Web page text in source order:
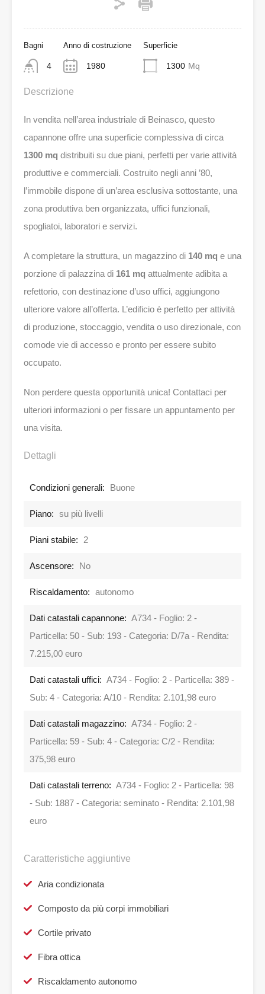
Bagni
4
Anno di costruzione
1980
Superficie
1300 Mq
Descrizione
In vendita nell’area industriale di Beinasco, questo
capannone offre una superficie complessiva di circa
1300 mq distribuiti su due piani, perfetti per varie attività
produttive e commerciali. Costruito negli anni ’80,
l’immobile dispone di un’area esclusiva sottostante, una
zona produttiva ben organizzata, uffici funzionali,
spogliatoi, laboratori e servizi.
A completare la struttura, un magazzino di 140 mq e una
porzione di palazzina di 161 mq attualmente adibita a
refettorio, con destinazione d’uso uffici, aggiungono
ulteriore valore all’offerta. L’edificio è perfetto per attività
di produzione, stoccaggio, vendita o uso direzionale, con
comode vie di accesso e pronto per essere subito
occupato.
Non perdere questa opportunità unica! Contattaci per
ulteriori informazioni o per fissare un appuntamento per
una visita.
Dettagli
Condizioni generali: Buone
Piano: su più livelli
Piani stabile: 2
Ascensore: No
Riscaldamento: autonomo
Dati catastali capannone: A734 - Foglio: 2 -
Particella: 50 - Sub: 193 - Categoria: D/7a - Rendita:
7.215,00 euro
Dati catastali uffici: A734 - Foglio: 2 - Particella: 389 -
Sub: 4 - Categoria: A/10 - Rendita: 2.101,98 euro
Dati catastali magazzino: A734 - Foglio: 2 -
Particella: 59 - Sub: 4 - Categoria: C/2 - Rendita:
375,98 euro
Dati catastali terreno: A734 - Foglio: 2 - Particella: 98
- Sub: 1887 - Categoria: seminato - Rendita: 2.101,98
euro
Caratteristiche aggiuntive
Aria condizionata
Composto da più corpi immobiliari
Cortile privato
Fibra ottica
Riscaldamento autonomo